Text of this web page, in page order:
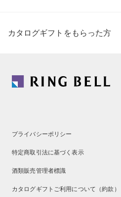
カタログギフトをもらった方
プライバシーポリシー
特定商取引法に基づく表示
酒類販売管理者標識
カタログギフトご利用について（約款）